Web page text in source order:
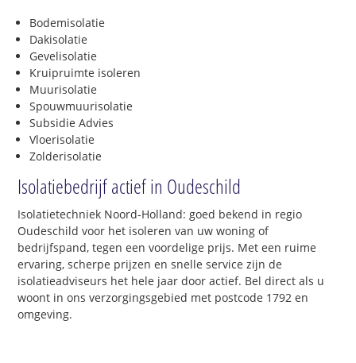
Bodemisolatie
Dakisolatie
Gevelisolatie
Kruipruimte isoleren
Muurisolatie
Spouwmuurisolatie
Subsidie Advies
Vloerisolatie
Zolderisolatie
Isolatiebedrijf actief in Oudeschild
Isolatietechniek Noord-Holland: goed bekend in regio
Oudeschild voor het isoleren van uw woning of
bedrijfspand, tegen een voordelige prijs. Met een ruime
ervaring, scherpe prijzen en snelle service zijn de
isolatieadviseurs het hele jaar door actief. Bel direct als u
woont in ons verzorgingsgebied met postcode 1792 en
omgeving.